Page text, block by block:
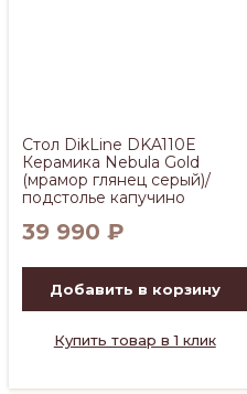
Стол DikLine DKA110E
Керамика Nebula Gold
(мрамор глянец серый)/
подстолье капучино
39 990 ₽
Добавить в корзину
Купить товар в 1 клик